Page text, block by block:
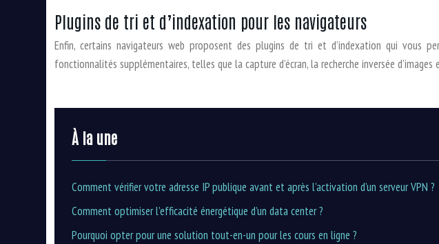
Plugins de tri et d’indexation pour les navigateurs
Enfin, certains navigateurs web proposent des plugins de tri et d’indexation qui vous
fonctionnalités supplémentaires, telles que la capture d’écran, la recherche inversée
À la une
Comment vérifier votre adresse IP publique avant et après l’activation d’un serveur VPN ?
Comment optimiser l’efficacité énergétique d’un data center ?
Pourquoi opter pour une solution tout-en-un pour les cours en ligne ?